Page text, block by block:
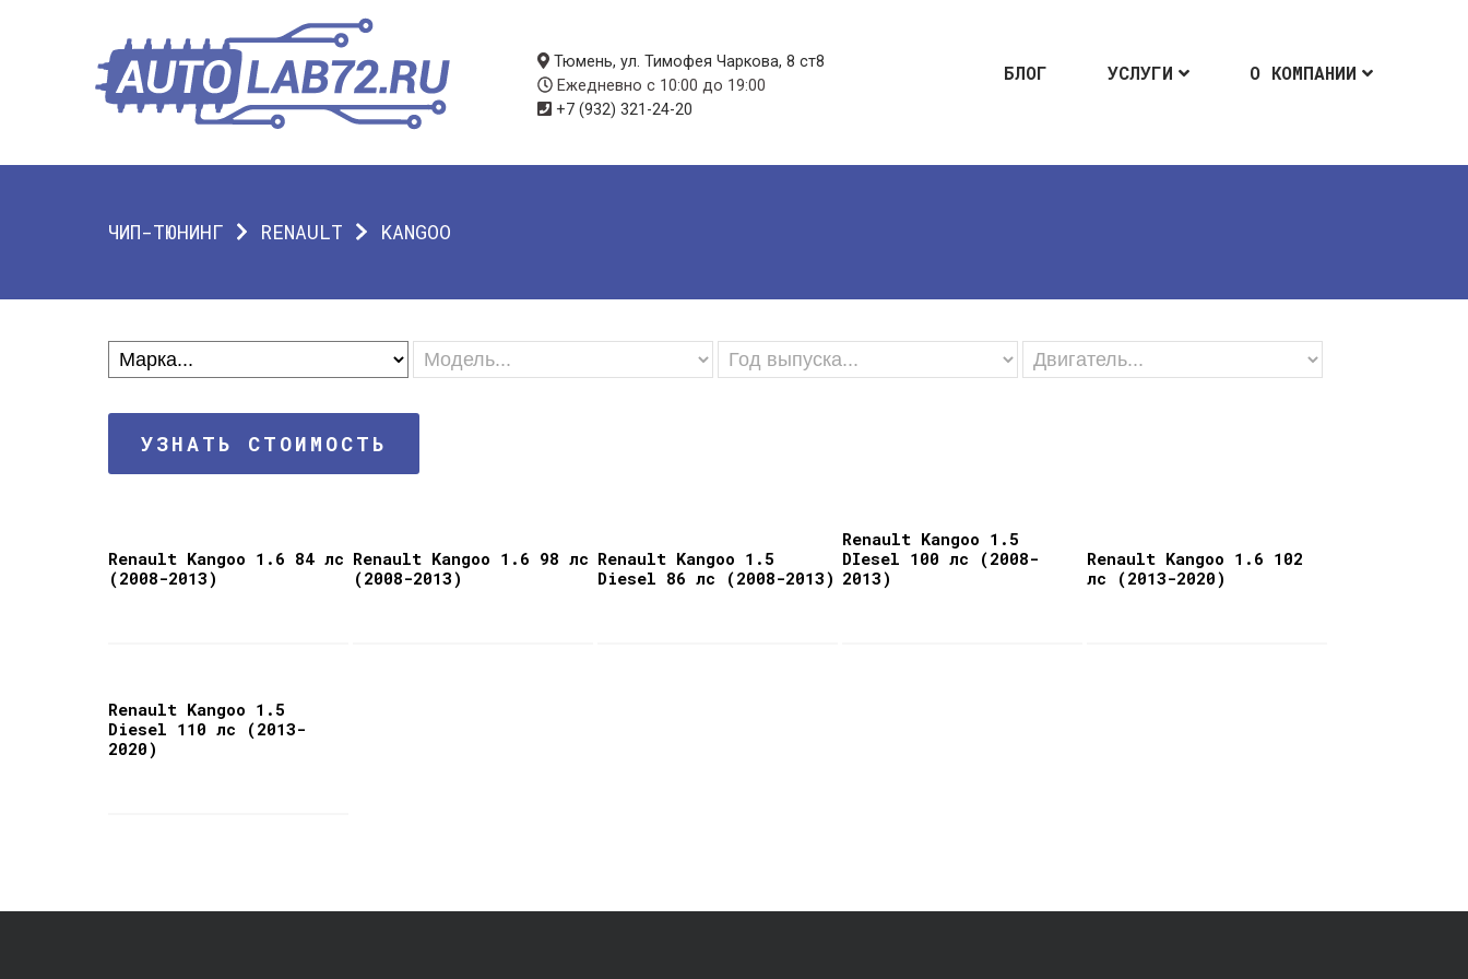
БЛОГ УСЛУГИ О КОМПАНИИ
Тюмень, ул. Тимофея Чаркова, 8 ст8
Ежедневно с 10:00 до 19:00
+7 (932) 321-24-20
ЧИП-ТЮНИНГ RENAULT KANGOO
УЗНАТЬ СТОИМОСТЬ
Renault Kangoo 1.6 84 лс
(2008-2013)
Renault Kangoo 1.6 98 лс
(2008-2013)
Renault Kangoo 1.5
Diesel 86 лс (2008-2013)
Renault Kangoo 1.5
DIesel 100 лс (2008-
2013)
Renault Kangoo 1.6 102
лс (2013-2020)
Renault Kangoo 1.5
Diesel 110 лс (2013-
2020)